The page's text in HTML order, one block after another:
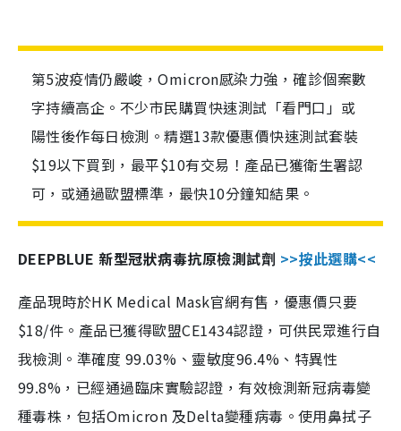
第5波疫情仍嚴峻，Omicron感染力強，確診個案數
字持續高企。不少市民購買快速測試「看門口」或
陽性後作每日檢測。精選13款優惠價快速測試套裝
$19以下買到，最平$10有交易！產品已獲衛生署認
可，或通過歐盟標準，最快10分鐘知結果。
DEEPBLUE 新型冠狀病毒抗原檢測試劑 >>按此選購<<
產品現時於HK Medical Mask官網有售，優惠價只要
$18/件。產品已獲得歐盟CE1434認證，可供民眾進行自
我檢測。準確度 99.03%、靈敏度96.4%、特異性
99.8%，已經通過臨床實驗認證，有效檢測新冠病毒變
種毒株，包括Omicron 及Delta變種病毒。使用鼻拭子